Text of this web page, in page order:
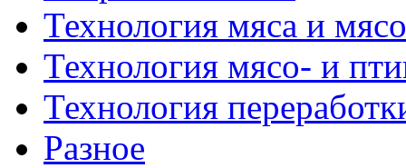
Технология мяса и
Технология мясо- и
Технология
Разное